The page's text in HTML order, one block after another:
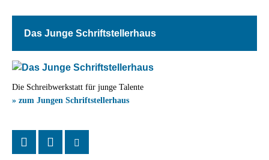
Das Junge Schriftstellerhaus
Die Schreibwerkstatt für junge Talente
» zum Jungen Schriftstellerhaus